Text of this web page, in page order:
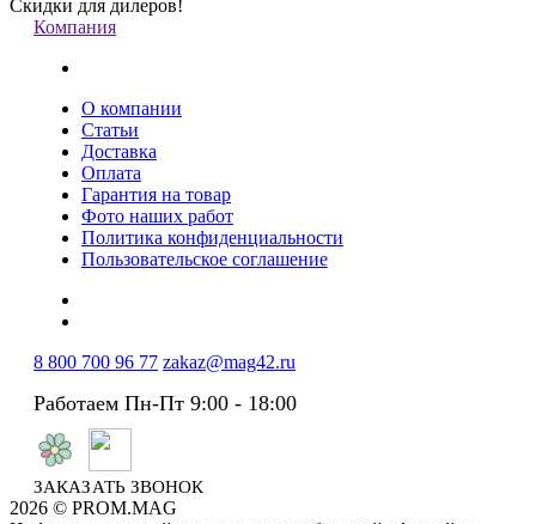
Скидки для дилеров!
Компания
О компании
Статьи
Доставка
Оплата
Гарантия на товар
Фото наших работ
Политика конфиденциальности
Пользовательское соглашение
8 800 700 96 77 zakaz@mag42.ru
Работаем Пн-Пт 9:00 - 18:00
ЗАКАЗАТЬ ЗВОНОК
2026 © PROM.MAG